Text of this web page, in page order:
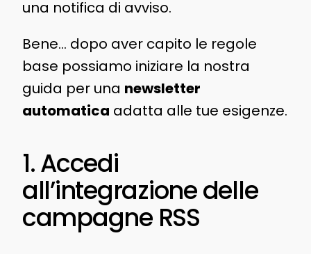
una notifica di avviso.
Bene… dopo aver capito le regole
base possiamo iniziare la nostra
guida per una newsletter
automatica adatta alle tue esigenze.
1. Accedi
all’integrazione delle
campagne RSS